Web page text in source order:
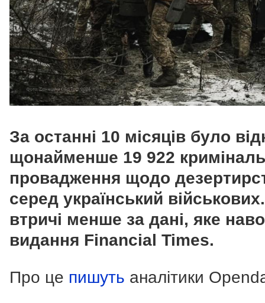
За останні 10 місяців було
щонайменше 19 922
провадження щодо
серед український
втричі менше за дані, яке
видання Financial Times.
Про це пишуть аналітики